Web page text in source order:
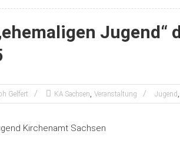
Jugend“
Gelfert KA Sachsen, Veranstaltung Jugend ,